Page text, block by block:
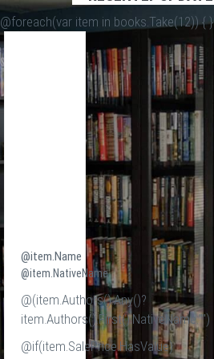
@foreach(var item in books.Take(12)) {}
@item.Name
@item.NativeName
@(item.Authors().Any()?
item.Authors().First().NativeName:"")
@if(item.SalePrice.HasValue)